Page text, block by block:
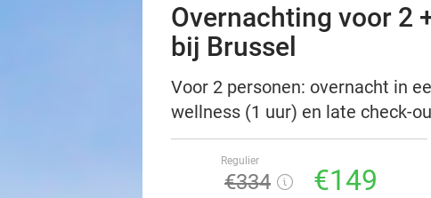
Overnachting voor 2
bij Brussel
Voor 2 personen: overnacht in
wellness (1 uur) en late check-
Regulier
€334 €149